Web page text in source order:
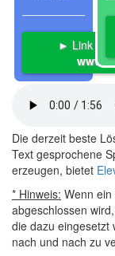
► Link
Die derzeit beste
Text gesprochene
erzeugen, bietet
* Hinweis: Wenn
abgeschlossen
die dazu eingesetzt
nach und nach zu